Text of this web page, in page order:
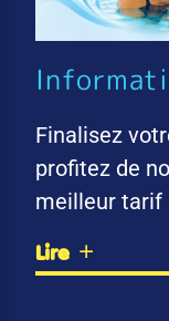
Finalisez
profitez de
meilleur tarif
Lire